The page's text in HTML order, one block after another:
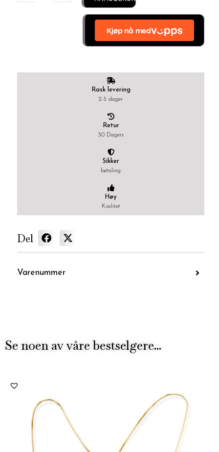
Rask levering
2-5 dager
Retur
30 Dagers
Sikker
betaling
Høy
Kvalitet
Del
Varenummer
Se noen av våre bestselgere...